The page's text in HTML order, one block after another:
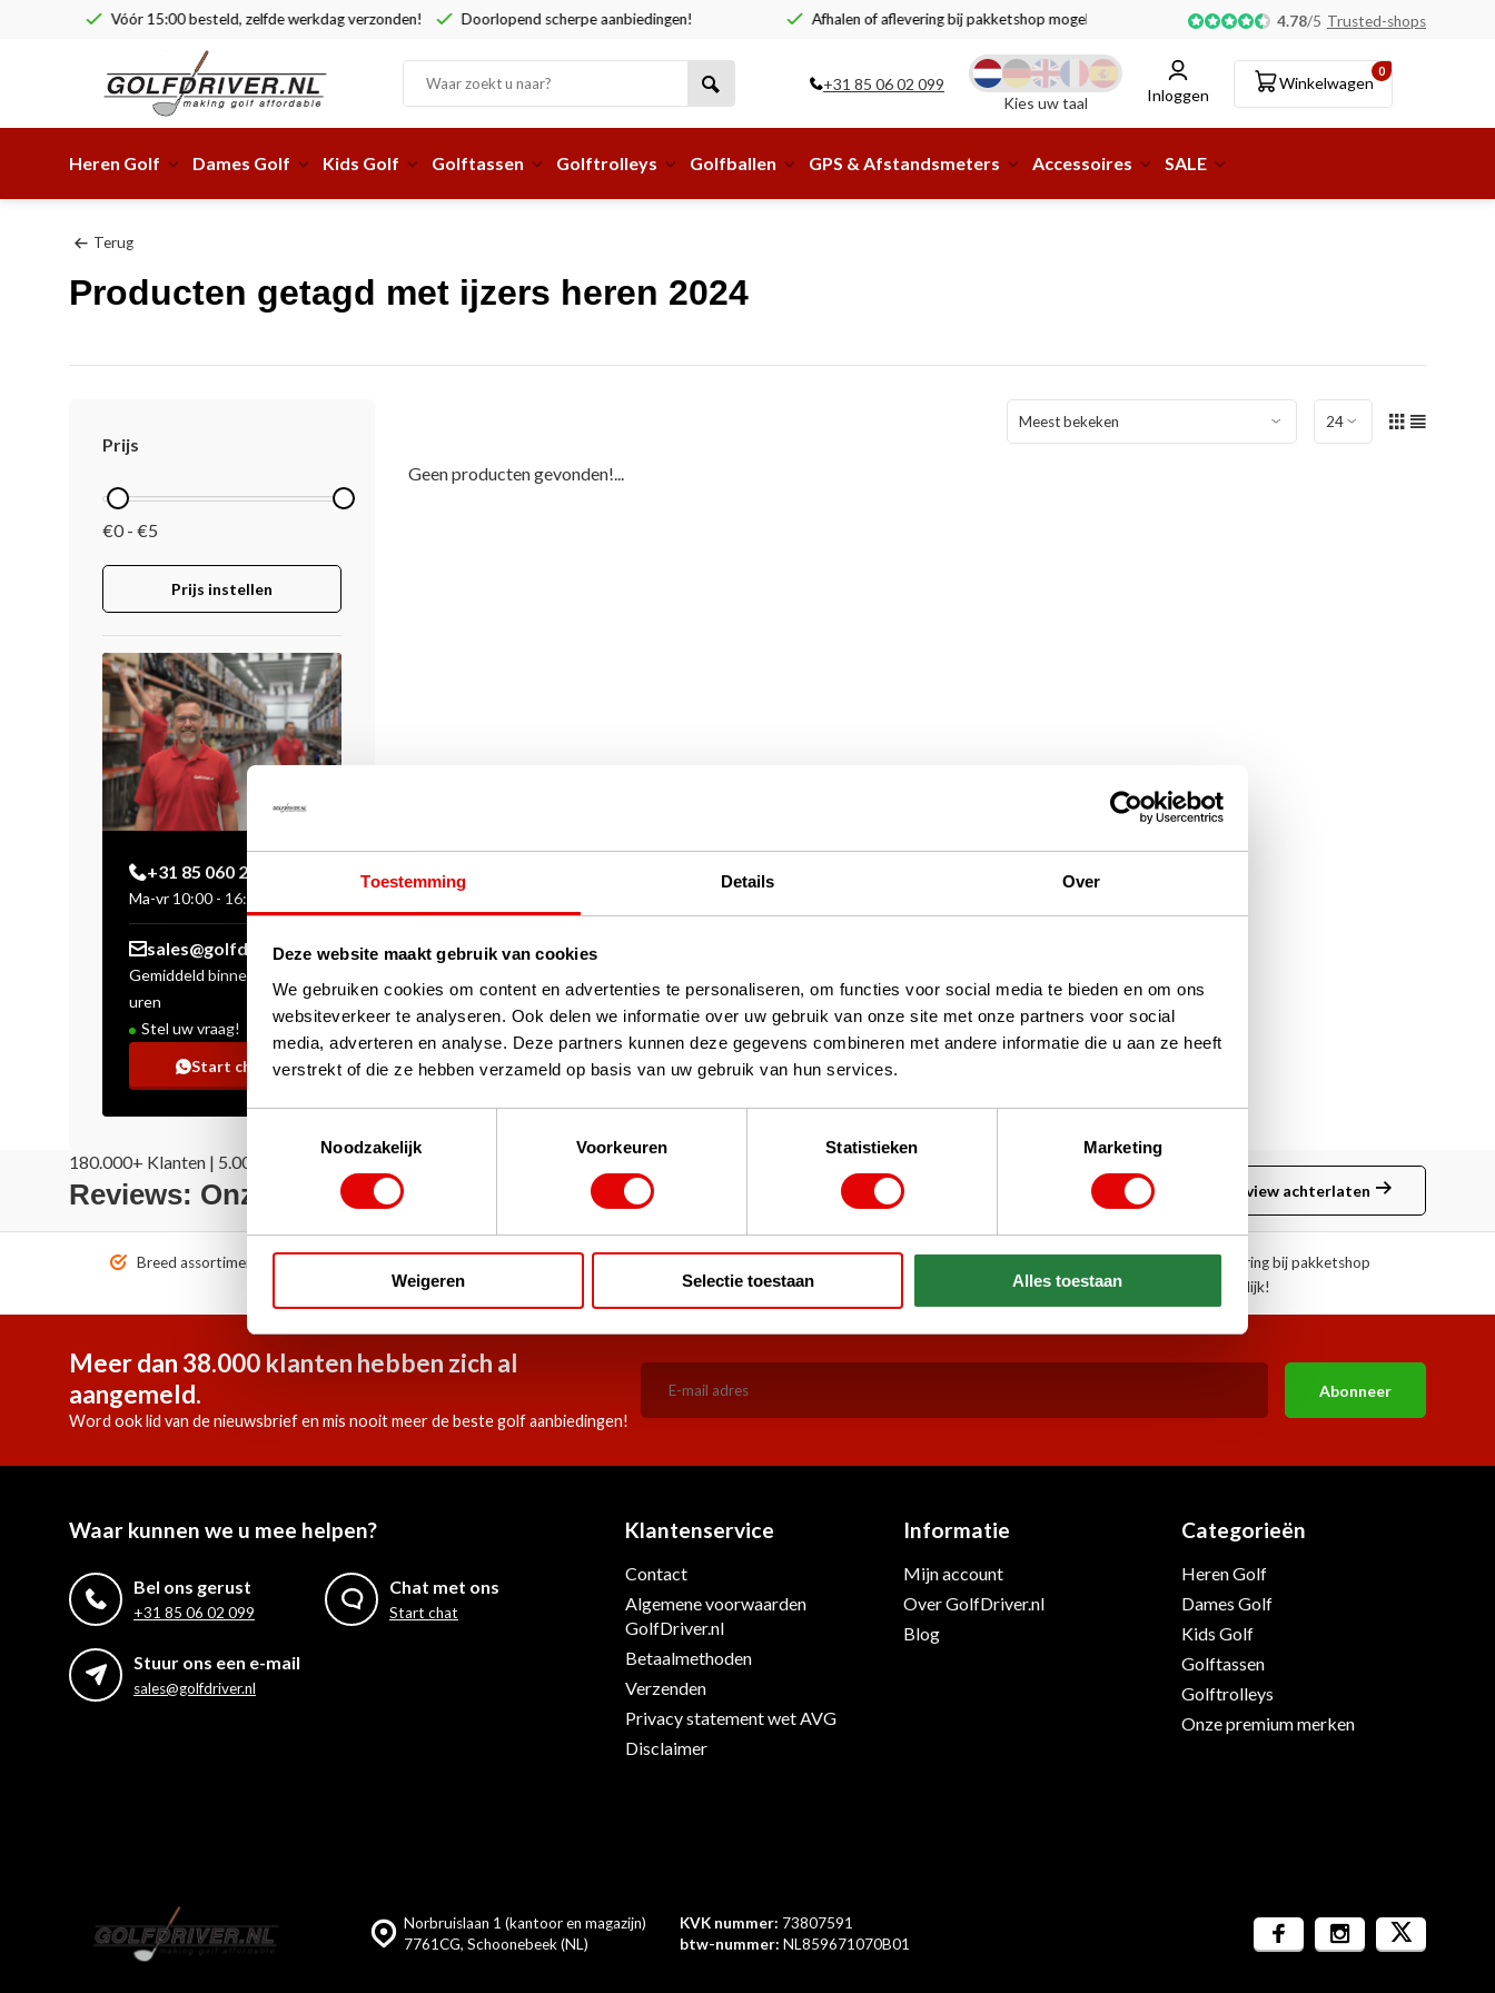
Toestemming Details Over
Deze website maakt gebruik van cookies
We gebruiken cookies om content en advertenties te personaliseren, om functies voor social media te bieden en om ons
websiteverkeer te analyseren. Ook delen we informatie over uw gebruik van onze site met onze partners voor social
media, adverteren en analyse. Deze partners kunnen deze gegevens combineren met andere informatie die u aan ze heeft
verstrekt of die ze hebben verzameld op basis van uw gebruik van hun services.
Toestemmingsselectie
Noodzakelijk
Voorkeuren Statistieken Marketing
Weigeren Selectie toestaan Alles toestaan
Vóór 15:00 besteld, zelfde werkdag verzonden! Doorlopend scherpe aanbiedingen! Afhalen of aflevering bij pakketshop mogelijk! 4.78/5 Trusted-shops
+31 85 06 02 099
Kies uw taal
Inloggen
0
Winkelwagen
Heren Golf Dames Golf Kids Golf Golftassen Golftrolleys Golfballen GPS & Afstandsmeters Accessoires SALE
Terug
Producten getagd met ijzers heren 2024
Prijs
€0 - €5
Prijs instellen
+31 85 060 20 99
Ma-vr 10:00 - 16:00 uur
sales@golfdriver.nl
Gemiddeld binnen enkele
uren
Stel uw vraag!
Start chat
Geen producten gevonden!...
180.000+ Klanten | 5.000+ Reviews | Trusted Shops, TrustPilot, Google
Reviews: Onze klanten aan het woord Review achterlaten
Breed assortiment A-merken!
Vóór 15:00 besteld, zelfde werkdag
Doorlopend scherpe aanbiedingen!
Afhalen of aflevering bij pakketshop
mogelijk!
Meer dan 38.000 klanten hebben zich al
aangemeld.
Word ook lid van de nieuwsbrief en mis nooit meer de beste golf aanbiedingen!
Abonneer
Waar kunnen we u mee helpen?
Bel ons gerust
+31 85 06 02 099
Chat met ons
Start chat
Stuur ons een e-mail
sales@golfdriver.nl
Klantenservice
Contact
Algemene voorwaarden
GolfDriver.nl
Betaalmethoden
Verzenden
Privacy statement wet AVG
Disclaimer
Informatie
Mijn account
Over GolfDriver.nl
Blog
Categorieën
Heren Golf
Dames Golf
Kids Golf
Golftassen
Golftrolleys
Onze premium merken
Norbruislaan 1 (kantoor en magazijn)
7761CG, Schoonebeek (NL)
KVK nummer: 73807591
btw-nummer: NL859671070B01